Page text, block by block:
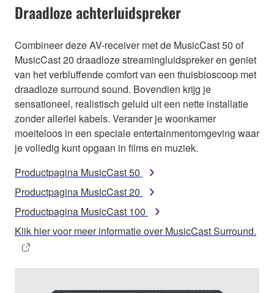
Draadloze achterluidspreker
Combineer deze AV-receiver met de MusicCast 50 of
MusicCast 20 draadloze streamingluidspreker en geniet
van het verbluffende comfort van een thuisbioscoop met
draadloze surround sound. Bovendien krijg je
sensationeel, realistisch geluid uit een nette installatie
zonder allerlei kabels. Verander je woonkamer
moeiteloos in een speciale entertainmentomgeving waar
je volledig kunt opgaan in films en muziek.
Productpagina MusicCast 50
Productpagina MusicCast 20
Productpagina MusicCast 100
Klik hier voor meer informatie over MusicCast Surround.